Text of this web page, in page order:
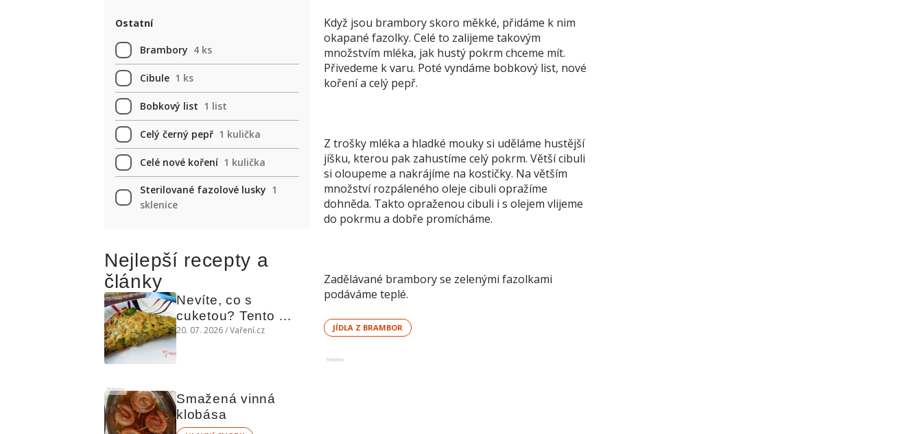
Ostatní
Brambory 4 ks
Cibule 1 ks
Bobkový list 1 list
Celý černý pepř 1 kulička
Celé nové koření 1 kulička
Sterilované fazolové lusky 1
sklenice
Nejlepší recepty a
články
Nevíte, co s
cuketou? Tento
levný slaný koláč
20. 07. 2026 / Vaření.cz
Reklama
Smažená vinná
klobása
Když jsou brambory skoro měkké, přidáme k nim
okapané fazolky. Celé to zalijeme takovým
množstvím mléka, jak hustý pokrm chceme mít.
Přivedeme k varu. Poté vyndáme bobkový list, nové
koření a celý pepř.
Z trošky mléka a hladké mouky si uděláme hustější
jíšku, kterou pak zahustíme celý pokrm. Větší cibuli
si oloupeme a nakrájíme na kostičky. Na větším
množství rozpáleného oleje cibuli opražíme
dohněda. Takto opraženou cibuli i s olejem vlijeme
do pokrmu a dobře promícháme.
Zadělávané brambory se zelenými fazolkami
podáváme teplé.
JÍDLA Z BRAMBOR
Reklama